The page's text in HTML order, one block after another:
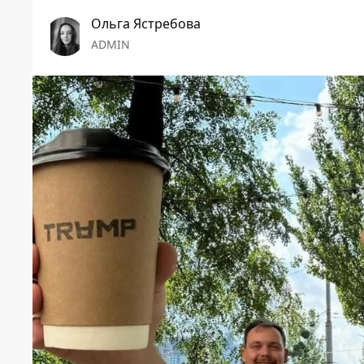
Ольга Ястребова
ADMIN